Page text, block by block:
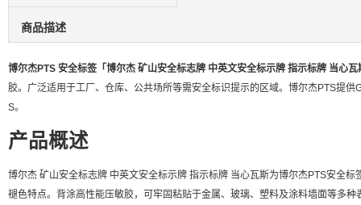
商品描述
博尔杰PTS 安全标签「博尔杰 矿山安全标志牌 中英文安全标示牌 指示标牌 当心瓦
胶。广泛适用于工厂、仓库、公共场所等需安全标识提示的区域。博尔杰PTS提
S。
产品概述
博尔杰 矿山安全标志牌 中英文安全标示牌 指示标牌 当心瓦斯为博尔杰PTS安全
褪色特点。背涂高性能压敏胶，可牢固粘贴于金属、玻璃、塑料及涂料墙面等多